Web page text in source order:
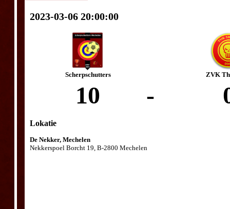
2023-03-06 20:00:00
Scherpschutters ZVK
10 -
Lokatie
De Nekker, Mechelen
Nekkerspoel Borcht 19, B-2800 Mechelen